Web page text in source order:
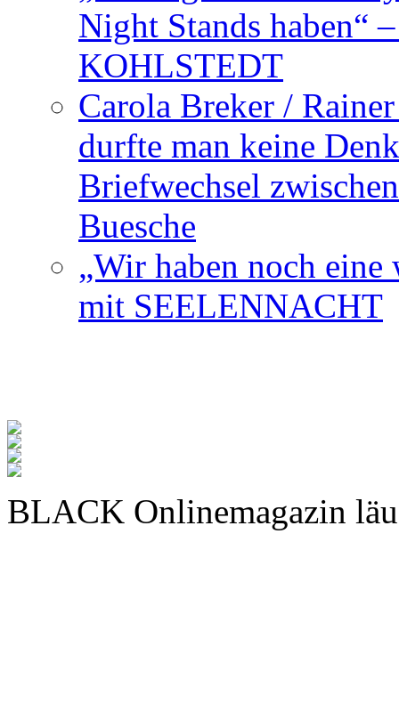
Night Stands haben“
KOHLSTEDT
Carola Breker /
durfte man keine
Briefwechsel
Buesche
„Wir haben noch
mit SEELENNACHT
BLACK Onlinemagazin